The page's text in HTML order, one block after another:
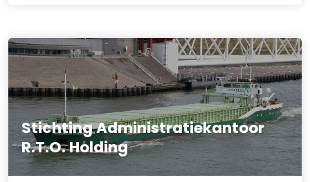
Stichting Administratiekantoor
R.T.O. Holding